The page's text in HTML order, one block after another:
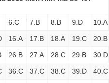
6.C 7.B 8.B 9.D 10.A
16.A 17.B 18.A 19.C 20.B
26.B 27.A 28.C 29.B 30.D
36.C 37.C 38.C 39.D 40.C